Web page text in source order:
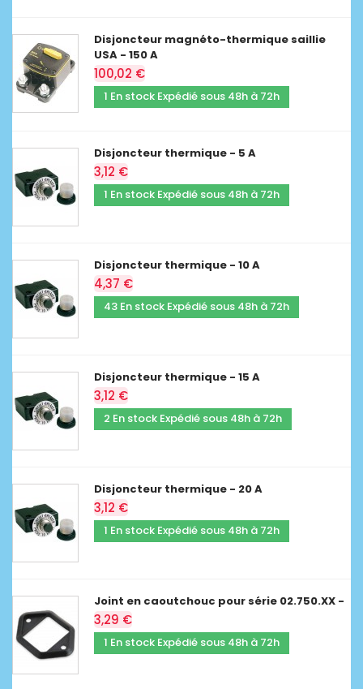
Disjoncteur magnéto-thermique saillie
USA - 150 A
100,02 €
1 En stock Expédié sous 48h à 72h
Disjoncteur thermique - 5 A
3,12 €
1 En stock Expédié sous 48h à 72h
Disjoncteur thermique - 10 A
4,37 €
43 En stock Expédié sous 48h à 72h
Disjoncteur thermique - 15 A
3,12 €
2 En stock Expédié sous 48h à 72h
Disjoncteur thermique - 20 A
3,12 €
1 En stock Expédié sous 48h à 72h
Joint en caoutchouc pour série 02.750.XX -
3,29 €
1 En stock Expédié sous 48h à 72h